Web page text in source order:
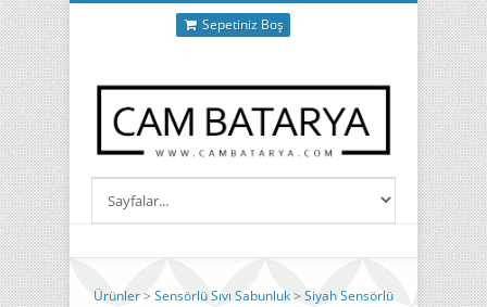
Sepetiniz Boş
Ürünler> Sensörlü Sıvı Sabunluk> Siyah Sensörlü